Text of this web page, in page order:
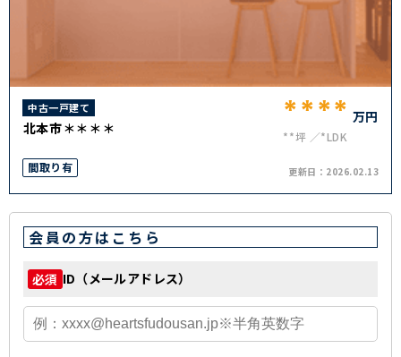
中古一戸建て
北本市＊＊＊＊ **** 万円
**坪
*LDK
間取り有
更新日： 2026.02.13
会員の方はこちら
必須 ID（メールアドレス）